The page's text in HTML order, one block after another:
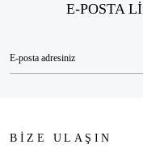
E-POSTA
BİZE ULAŞIN